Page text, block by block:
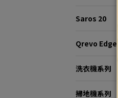
Saros 20
Qrevo Edge 2
洗衣機系列
掃地機系列